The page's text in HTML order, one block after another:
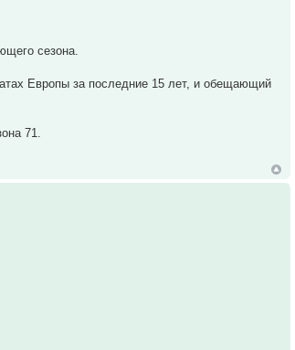
сезона.
Европы за последние 15 лет, и обещающий
71.